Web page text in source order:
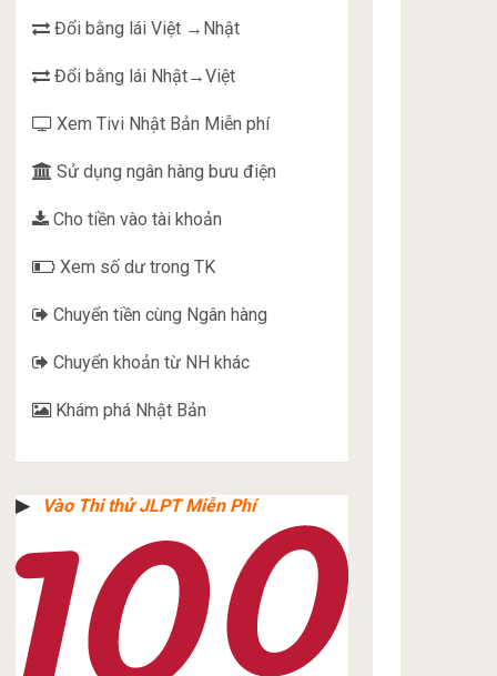
Đổi bằng lái Việt →Nhật
Đổi bằng lái Nhật→Việt
Xem Tivi Nhật Bản Miễn phí
Sử dụng ngân hàng bưu điện
Cho tiền vào tài khoản
Xem số dư trong TK
Chuyển tiền cùng Ngân hàng
Chuyển khoản từ NH khác
Khám phá Nhật Bản
▶︎ Vào Thi thử JLPT Miễn Phí